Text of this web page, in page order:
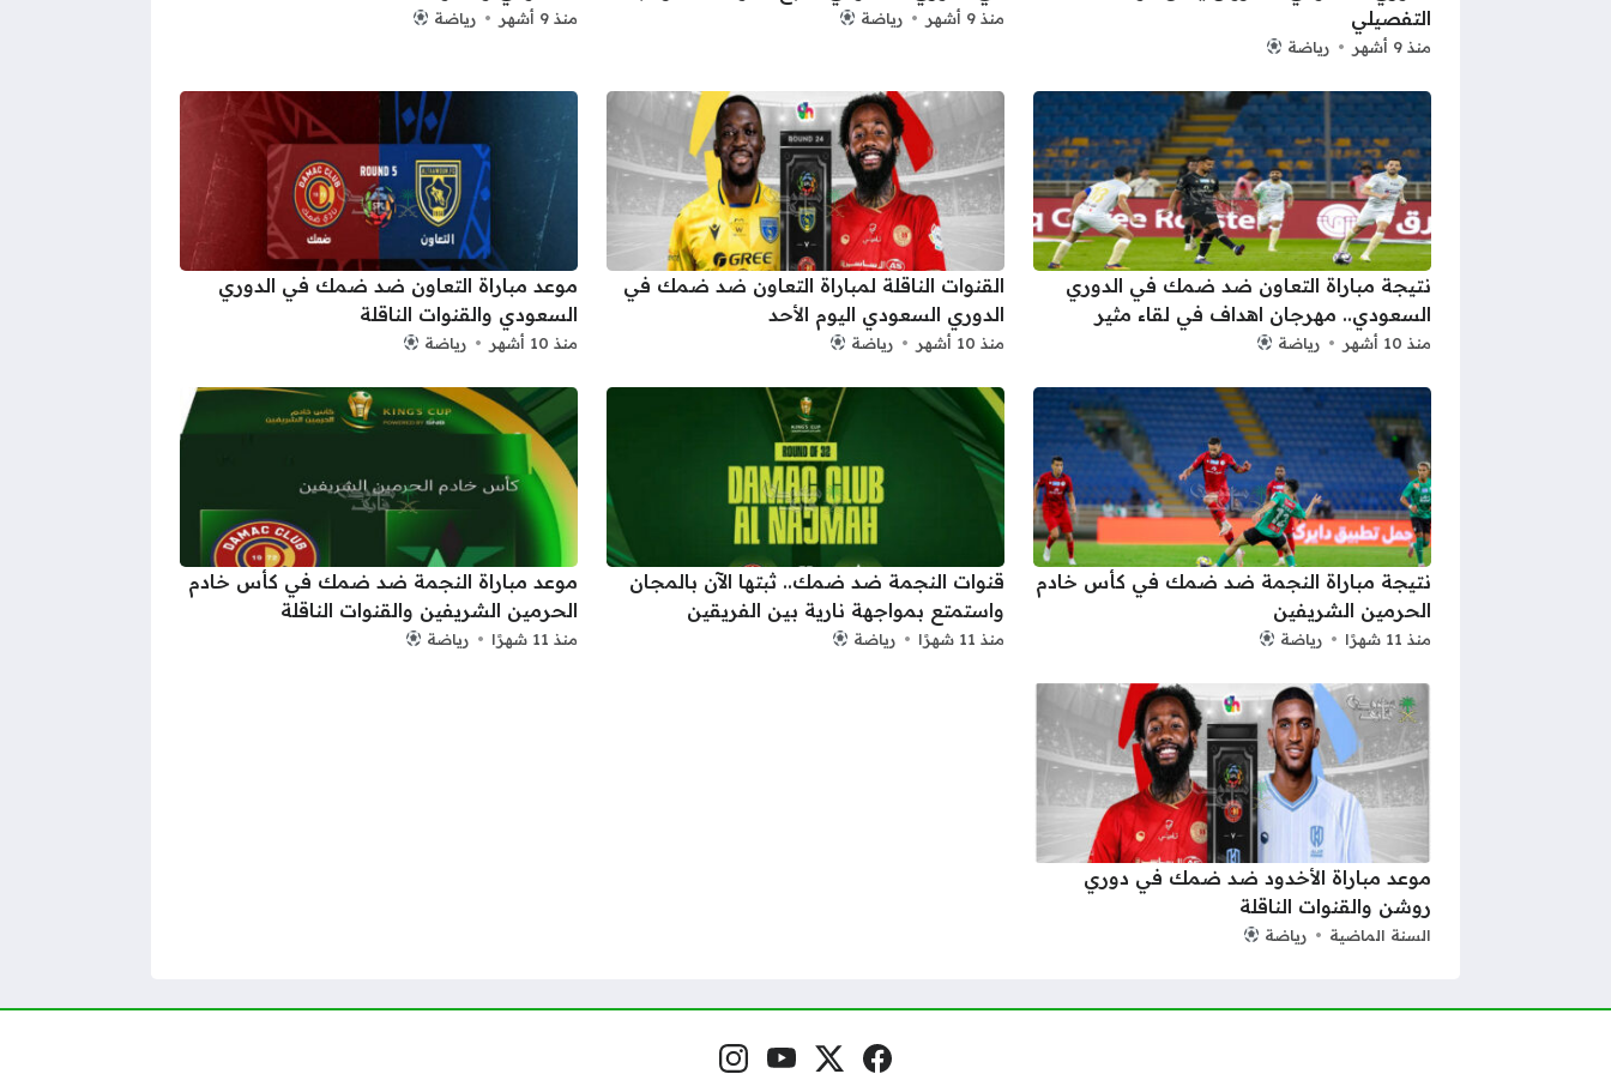
التفصيلي
منذ 9 أشهر رياضة
منذ 9 أشهر رياضة منذ 9 أشهر رياضة
نتيجة مباراة التعاون ضد ضمك في الدوري
السعودي.. مهرجان اهداف في لقاء مثير
منذ 10 أشهر رياضة
القنوات الناقلة لمباراة التعاون ضد ضمك في
الدوري السعودي اليوم الأحد
منذ 10 أشهر رياضة
موعد مباراة التعاون ضد ضمك في الدوري
السعودي والقنوات الناقلة
منذ 10 أشهر رياضة
نتيجة مباراة النجمة ضد ضمك في كأس خادم
الحرمين الشريفين
منذ 11 شهرًا رياضة
قنوات النجمة ضد ضمك.. ثبتها الآن بالمجان
واستمتع بمواجهة نارية بين الفريقين
منذ 11 شهرًا رياضة
موعد مباراة النجمة ضد ضمك في كأس خادم
الحرمين الشريفين والقنوات الناقلة
منذ 11 شهرًا رياضة
موعد مباراة الأخدود ضد ضمك في دوري
روشن والقنوات الناقلة
السنة الماضية رياضة
فيسبوكمنصة إكس
يوتيوبإنستغرام